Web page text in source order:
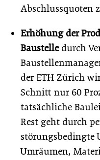
Abschlussquoten
Erhöhung der
Baustelledurch
der ETH Zürich
Schnitt nur 60
tatsächliche
Rest geht durch
störungsbedingte
Umräumen,